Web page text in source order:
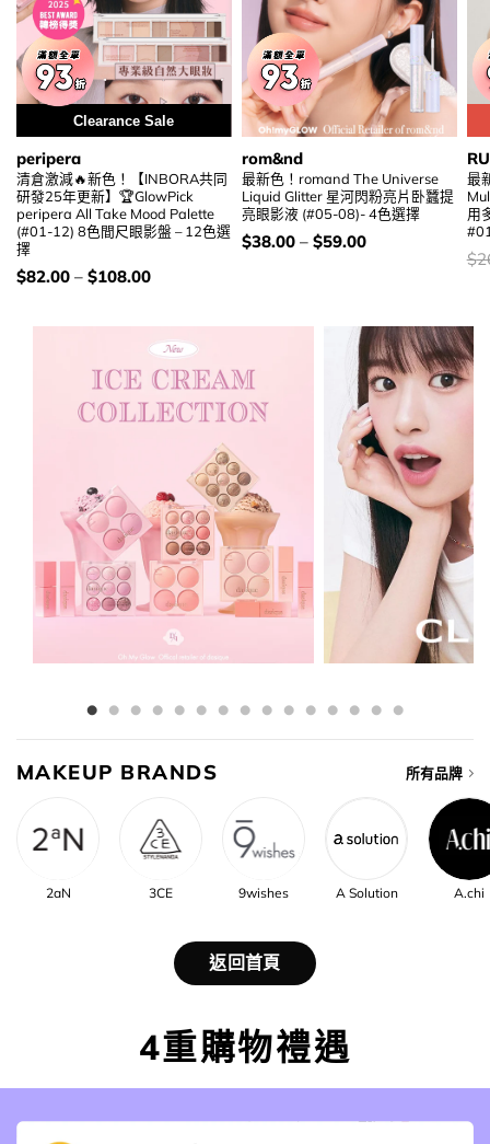
Clearance Sale
peripera
清倉激減🔥新色！【INBORA共同
研發25年更新】🏆GlowPick
peripera All Take Mood Palette
(#01-12) 8色間尺眼影盤 – 12色選
擇
價
$82.00– $108.00
rom&nd
最新色！romand The Universe
Liquid Glitter 星河閃粉亮片卧蠶提
亮眼影液 (#05-08)- 4色選擇
價
$38.00– $59.00
最
用
價
$
MAKEUP BRANDS 所有品牌
2aN 3CE 9wishes A Solution A.chi
返回首頁
4重購物禮遇